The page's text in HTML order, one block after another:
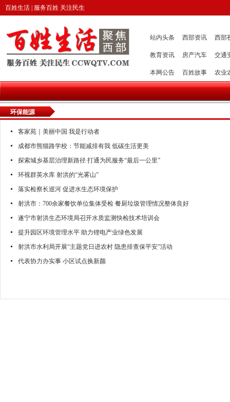
百姓生活 | 服务百姓 关注民生
站内头条 西部资讯 西部
教育资讯 房产汽车 交通
本网公告 百姓故事 农业
环保能源
客家苑｜美丽中国 我是行动者
成都市熊猫路学校：节能减排有我 低碳生活更美
探索城乡基层治理新路径 打通为民服务“最后一公里”
环视群英水库 射洪的“光雾山”
落实检察长巡河 促进水生态环境保护
射洪市：700余家餐饮单位集体受检 餐厨垃圾管理情况整体良好
遂宁市射洪生态环境局召开水质监测快检技术培训会
提升园区环境管理水平 助力锂电产业绿色发展
射洪市水利局开展“主题党日进农村 隐患排查保平安”活动
代表协力办实事 小区试点换新颜